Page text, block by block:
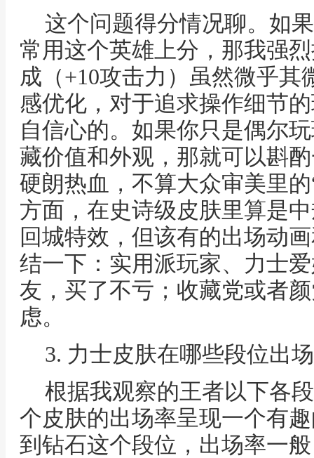
这个问题得分情况聊。如
常用这个英雄上分，那我强
成（+10攻击力）虽然微乎
感优化，对于追求操作细节
自信心的。如果你只是偶尔
藏价值和外观，那就可以斟
硬朗热血，不算大众审美里
方面，在史诗级皮肤里算是
回城特效，但该有的出场动
结一下：实用派玩家、力士
友，买了不亏；收藏党或者
虑。
3. 力士皮肤在哪些段位出
根据我观察的王者以下各
个皮肤的出场率呈现一个有
到钻石这个段位，出场率一